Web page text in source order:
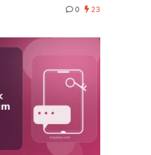
0 23